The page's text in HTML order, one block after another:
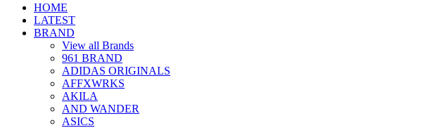
HOME
LATEST
BRAND
View all Brands
961 BRAND
ADIDAS ORIGINALS
AFFXWRKS
AKILA
AND WANDER
ASICS